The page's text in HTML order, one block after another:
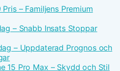
– Familjens Premium
– Snabb Insats Stoppar
– Uppdaterad Prognos och
15 Pro Max – Skydd och Stil